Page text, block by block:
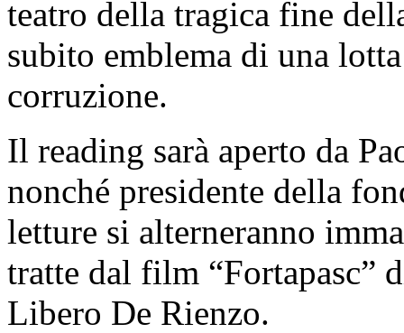
teatro della tragica fine
subito emblema di una
corruzione.
Il reading sarà aperto da
nonché presidente della
letture si alterneranno
tratte dal film “Fortapasc”
Libero De Rienzo.